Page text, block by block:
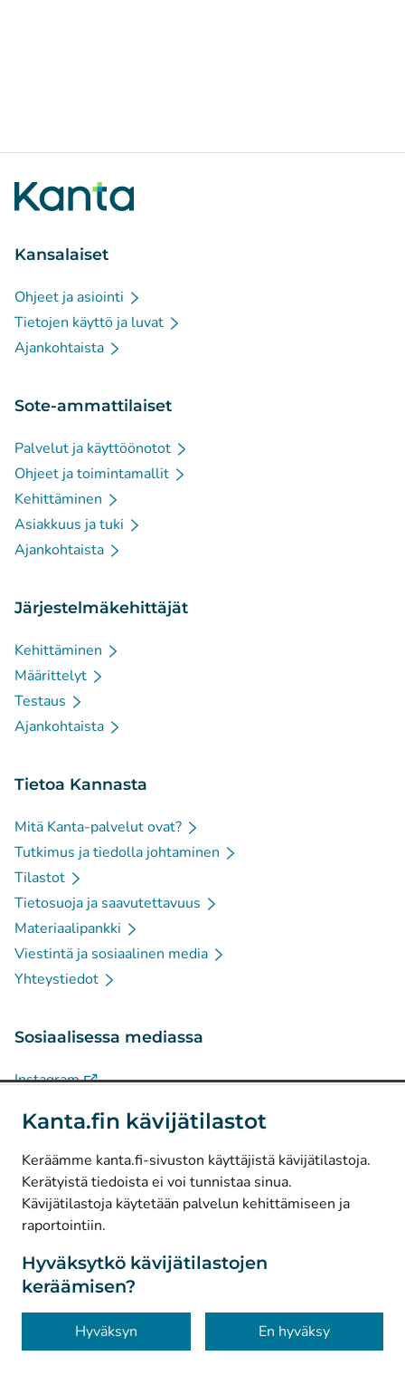
Kanta.fin kävijätilastot
Keräämme kanta.fi-sivuston käyttäjistä kävijätilastoja.
Kerätyistä tiedoista ei voi tunnistaa sinua.
Kävijätilastoja käytetään palvelun kehittämiseen ja
raportointiin.
Hyväksytkö kävijätilastojen
keräämisen?
Hyväksyn En hyväksy
Kansalaiset
Ohjeet ja asiointi
Tietojen käyttö ja luvat
Ajankohtaista
Sote-ammattilaiset
Palvelut ja käyttöönotot
Ohjeet ja toimintamallit
Kehittäminen
Asiakkuus ja tuki
Ajankohtaista
Järjestelmäkehittäjät
Kehittäminen
Määrittelyt
Testaus
Ajankohtaista
Tietoa Kannasta
Mitä Kanta-palvelut ovat?
Tutkimus ja tiedolla johtaminen
Tilastot
Tietosuoja ja saavutettavuus
Materiaalipankki
Viestintä ja sosiaalinen media
Yhteystiedot
Sosiaalisessa mediassa
Instagram(Avautuu uuteen välilehteen)
Facebook(Avautuu uuteen välilehteen)
© Kanta-Palvelut, Kansaneläkelaitos
Tietosuoja
Tietoa sivustosta
Saavutettavuus
Evästeet